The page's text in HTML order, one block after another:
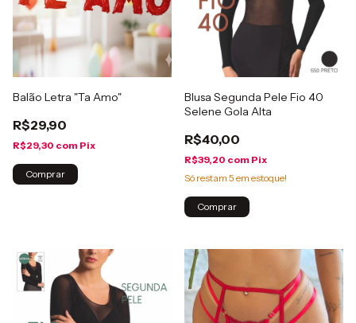
Balão Letra "Ta Amo"
R$29,90
R$29,30 com Pix
Comprar
Blusa Segunda Pele Fio 40
Selene Gola Alta
R$40,00
R$39,20 com Pix
Só restam 5 em estoque!
Comprar